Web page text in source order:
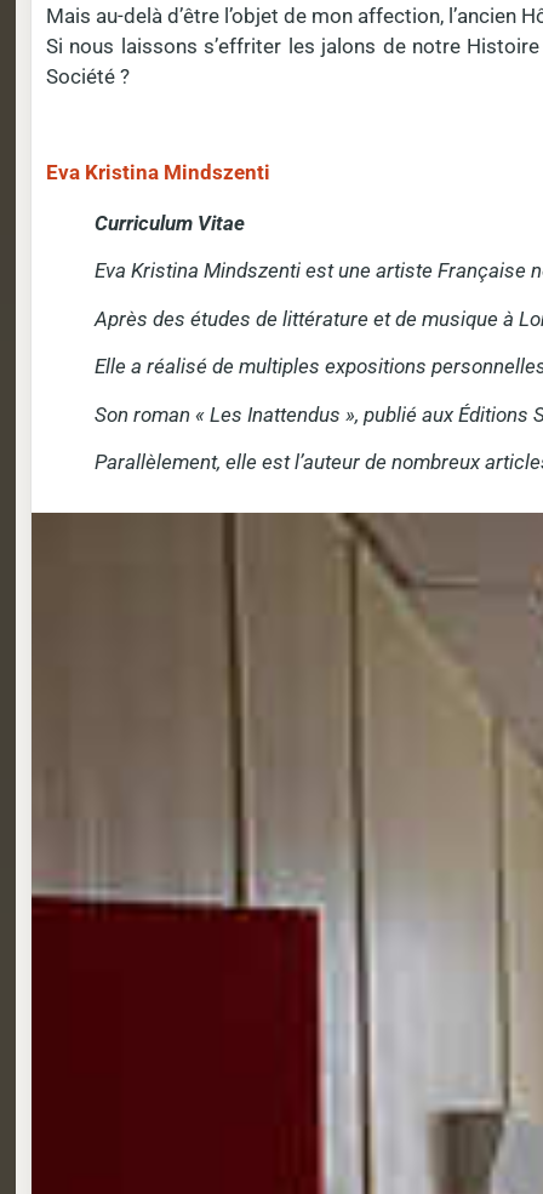
Mais au-delà d’être l’objet de mon affection,
Si nous laissons s’effriter les jalons de notre
Société ?
Eva Kristina Mindszenti
Curriculum Vitae
Eva Kristina Mindszenti est une artiste Française
Après des études de littérature et de musique à
Elle a réalisé de multiples expositions
Son roman « Les Inattendus », publié aux Éditions
Parallèlement, elle est l’auteur de nombreux